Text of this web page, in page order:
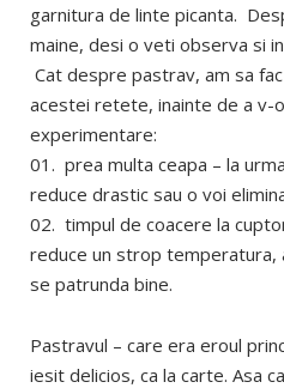
garnitura de linte picanta.
maine, desi o veti observa si
Cat despre pastrav, am sa
acestei retete, inainte de a v-
experimentare:
01. prea multa ceapa – la
reduce drastic sau o voi
02. timpul de coacere la
reduce un strop temperatura,
se patrunda bine.
Pastravul – care era eroul
iesit delicios, ca la carte. Asa